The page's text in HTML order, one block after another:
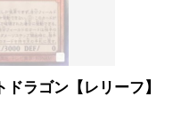
ラゴン【レリーフ】